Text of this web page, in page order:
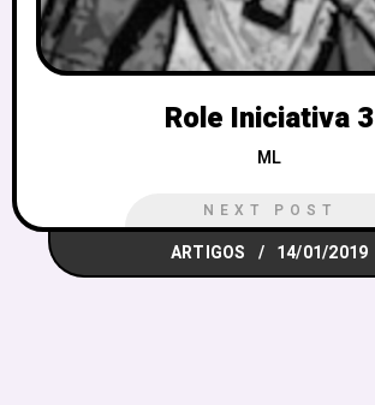
Role Iniciativa 3
ML
NEXT POST
ARTIGOS 14/01/2019